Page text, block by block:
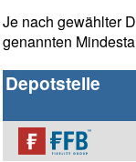
Je nach gewählter
genannten
Depotstelle